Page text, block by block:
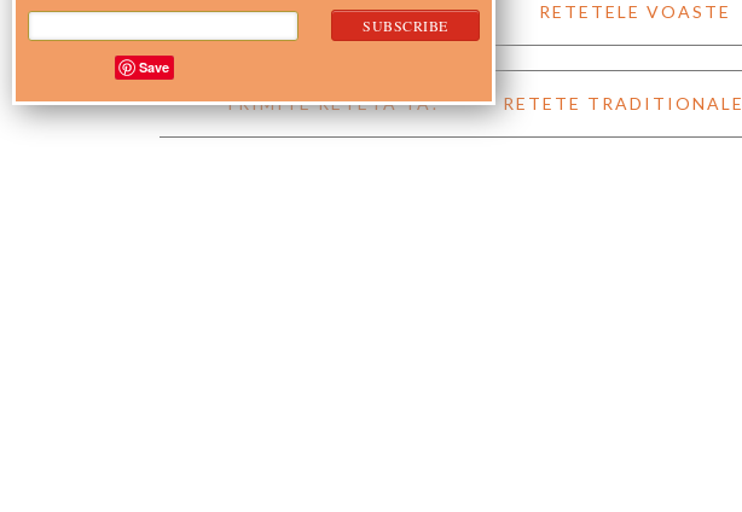
ACASA RETETE RETETELE VOASTE
TRIMITE RETETA TA! RETETE TRADITIONALE
Save